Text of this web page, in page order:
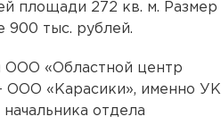
площади 272 кв. м. Размер
900 тыс. рублей.
ООО «Областной центр
ООО «Карасики», именно УК
отдела